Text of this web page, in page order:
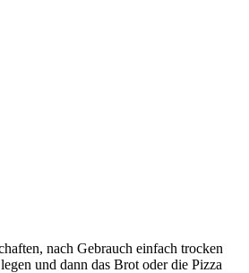
nach Gebrauch einfach trocken
und dann das Brot oder die Pizza